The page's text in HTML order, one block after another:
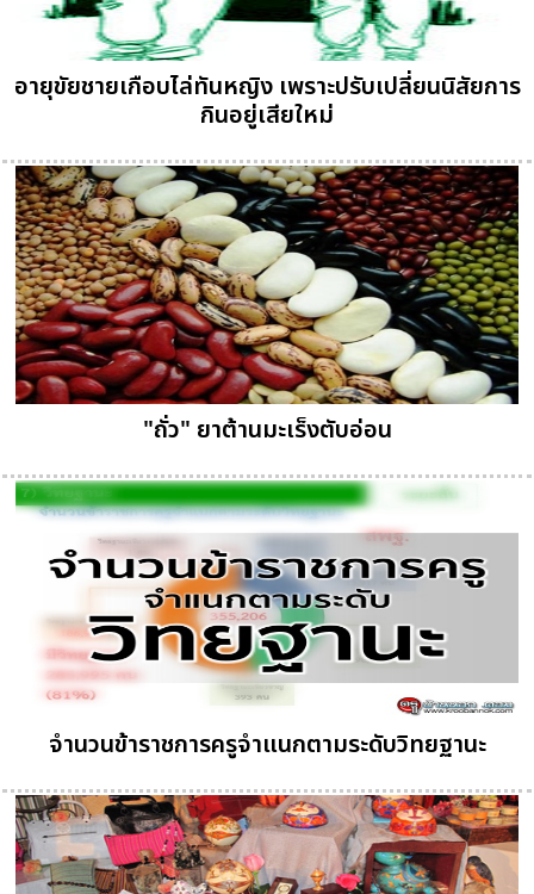
อายุขัยชายเกือบไล่ทันหญิง เพราะปรับเปลี่ยนนิสัยการ
กินอยู่เสียใหม่
"ถั่ว" ยาต้านมะเร็งตับอ่อน
จำนวนข้าราชการครูจำแนกตามระดับวิทยฐานะ